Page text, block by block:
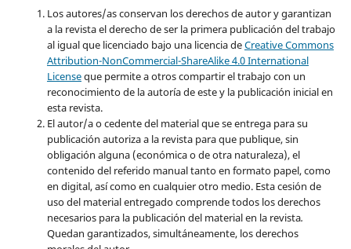
Los autores/as conservan los derechos de autor y garantizan
a la revista el derecho de ser la primera publicación del trabajo
al igual que licenciado bajo una licencia deCreative Commons
Attribution-NonCommercial-ShareAlike 4.0 International
Licenseque permite a otros compartir el trabajo con un
reconocimiento de la autoría de este y la publicación inicial en
esta revista.
El autor/a o cedente del material que se entrega para su
publicación autoriza a la revista para que publique, sin
obligación alguna (económica o de otra naturaleza), el
contenido del referido manual tanto en formato papel, como
en digital, así como en cualquier otro medio. Esta cesión de
uso del material entregado comprende todos los derechos
necesarios para la publicación del material en la revista.
Quedan garantizados, simultáneamente, los derechos